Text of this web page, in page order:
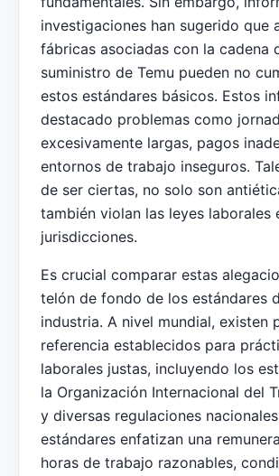
investigaciones han sugerido que
fábricas asociadas con la cadena
suministro de Temu pueden no
estos estándares básicos. Estos
destacado problemas como
excesivamente largas, pagos
entornos de trabajo inseguros.
de ser ciertas, no solo son
también violan las leyes laborales
jurisdicciones.
Es crucial comparar estas
telón de fondo de los estándares
industria. A nivel mundial, existen
referencia establecidos para
laborales justas, incluyendo los
la Organización Internacional del
y diversas regulaciones
estándares enfatizan una
horas de trabajo razonables,